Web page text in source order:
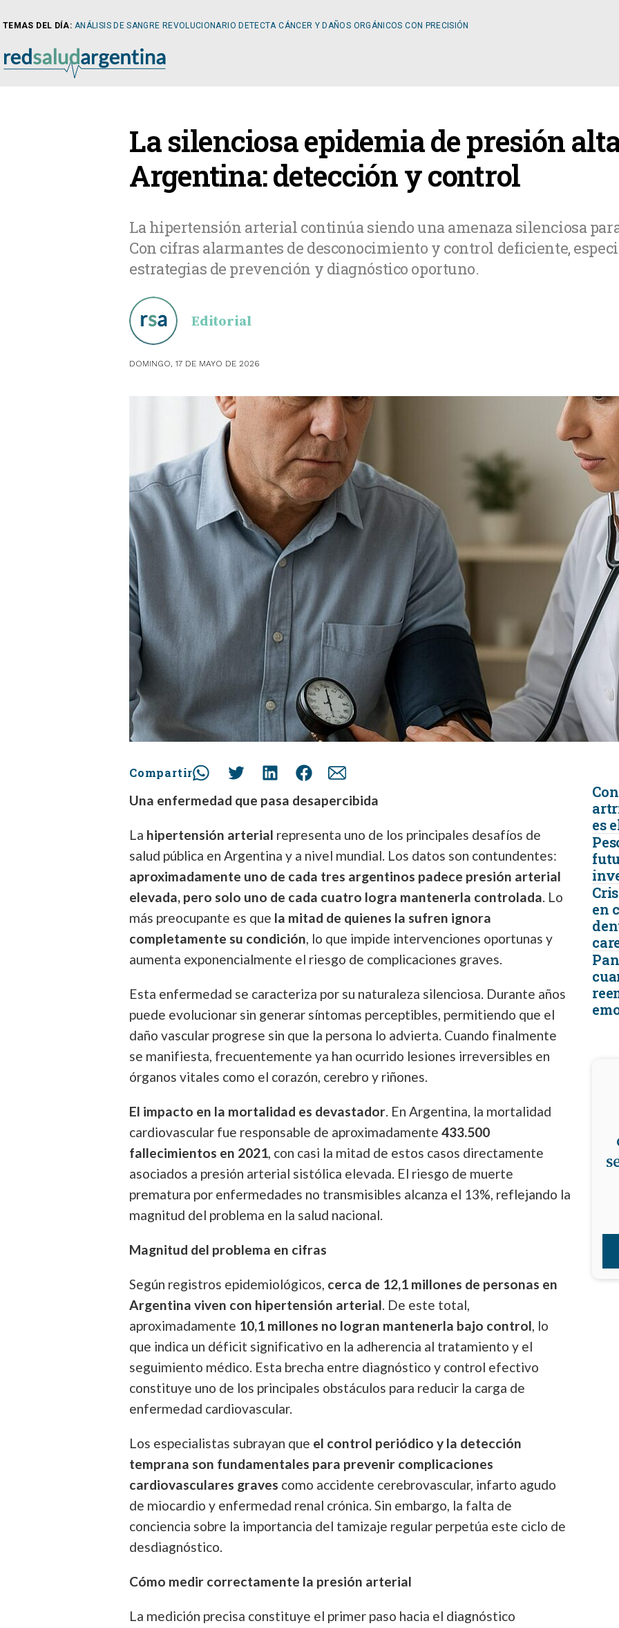
TEMAS DEL DÍA: ANÁLISIS DE SANGRE REVOLUCIONARIO DETECTA CÁNCER Y DAÑOS ORGÁNICOS CON PRECISIÓN
CARDIOLOGÍA CIRUGÍA GENERAL
DIABETOLOGÍA
La silenciosa epidemia de presión
Argentina: detección y control
La hipertensión arterial continúa siendo una amenaza silenciosa
Con cifras alarmantes de desconocimiento y control deficiente,
estrategias de prevención y diagnóstico oportuno.
Editorial
DOMINGO, 17 DE MAYO DE 2026
Compartir
Una enfermedad que pasa desapercibida
La hipertensión arterial representa uno de los principales desafíos de
salud pública en Argentina y a nivel mundial. Los datos son contundentes:
aproximadamente uno de cada tres argentinos padece presión arterial
elevada, pero solo uno de cada cuatro logra mantenerla controlada. Lo
más preocupante es que la mitad de quienes la sufren ignora
completamente su condición, lo que impide intervenciones oportunas y
aumenta exponencialmente el riesgo de complicaciones graves.
Esta enfermedad se caracteriza por su naturaleza silenciosa. Durante años
puede evolucionar sin generar síntomas perceptibles, permitiendo que el
daño vascular progrese sin que la persona lo advierta. Cuando finalmente
se manifiesta, frecuentemente ya han ocurrido lesiones irreversibles en
órganos vitales como el corazón, cerebro y riñones.
El impacto en la mortalidad es devastador. En Argentina, la mortalidad
cardiovascular fue responsable de aproximadamente 433.500
fallecimientos en 2021, con casi la mitad de estos casos directamente
asociados a presión arterial sistólica elevada. El riesgo de muerte
prematura por enfermedades no transmisibles alcanza el 13%, reflejando la
magnitud del problema en la salud nacional.
Magnitud del problema en cifras
Según registros epidemiológicos, cerca de 12,1 millones de personas en
Argentina viven con hipertensión arterial. De este total,
aproximadamente 10,1 millones no logran mantenerla bajo control, lo
que indica un déficit significativo en la adherencia al tratamiento y el
seguimiento médico. Esta brecha entre diagnóstico y control efectivo
constituye uno de los principales obstáculos para reducir la carga de
enfermedad cardiovascular.
Los especialistas subrayan que el control periódico y la detección
temprana son fundamentales para prevenir complicaciones
cardiovasculares graves como accidente cerebrovascular, infarto agudo
de miocardio y enfermedad renal crónica. Sin embargo, la falta de
conciencia sobre la importancia del tamizaje regular perpetúa este ciclo de
desdiagnóstico.
Cómo medir correctamente la presión arterial
La medición precisa constituye el primer paso hacia el diagnóstico
es
en